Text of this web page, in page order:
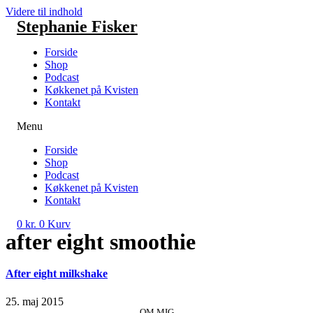
Videre til indhold
Stephanie Fisker
Forside
Shop
Podcast
Køkkenet på Kvisten
Kontakt
Menu
Forside
Shop
Podcast
Køkkenet på Kvisten
Kontakt
0 kr. 0 Kurv
after eight smoothie
After eight milkshake
25. maj 2015